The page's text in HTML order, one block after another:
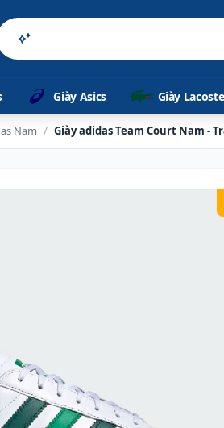
Sản phẩm chín
Giày Asics Giày Lacoste
Nam / Giày adidas Team Court Nam -